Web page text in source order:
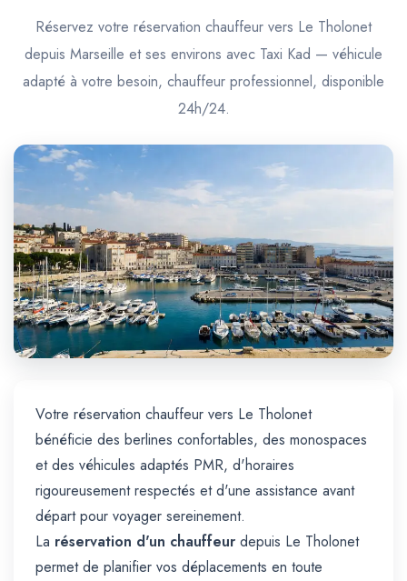
Trajet Santé
Trajet Longue Distance
Contactez-nous
Réservez votre réservation chauffeur vers Le Tholonet
depuis Marseille et ses environs avec Taxi Kad — véhicule
adapté à votre besoin, chauffeur professionnel, disponible
24h/24.
Votre réservation chauffeur vers Le Tholonet
bénéficie des berlines confortables, des monospaces
et des véhicules adaptés PMR, d'horaires
rigoureusement respectés et d'une assistance avant
départ pour voyager sereinement.
La réservation d'un chauffeur depuis Le Tholonet
permet de planifier vos déplacements en toute